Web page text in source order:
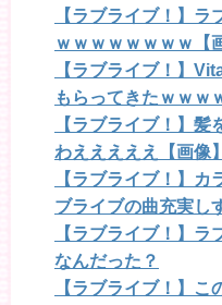
【ラブライブ！】
ｗｗｗｗｗｗｗｗ【
【ラブライブ！】
もらってきたｗｗｗ
【ラブライブ！】
わえええええ【画像】
【ラブライブ！】カ
ブライブの曲充実し
【ラブライブ！】
なんだった？
【ラブライブ！】